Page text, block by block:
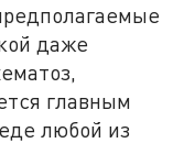
даже
главным
любой из